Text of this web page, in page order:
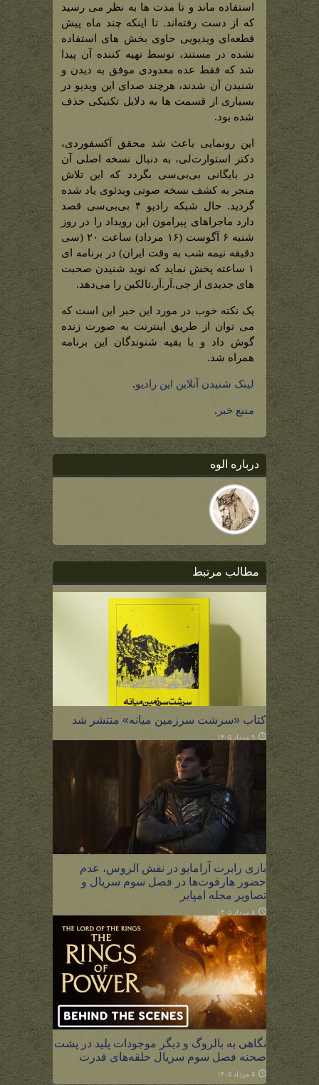
استفاده ماند و تا مدت ها به نظر می رسید
که از دست رفته‌اند. تا اینکه چند ماه پیش
قطعه‌ای ویدیویی حاوی بخش های استفاده
نشده در مستند، توسط تهیه کننده آن پیدا
شد که فقط عده معدودی موفق به دیدن و
شنیدن آن شدند، هرچند صدای این ویدیو در
بسیاری از قسمت ها به دلایل تکنیکی حذف
شده بود.
این رونمایی باعث شد محقق آکسفوردی،
دکتر استوارت‌لی، به دنبال نسخه اصلی آن
در بایگانی بی‌بی‌سی بگردد که این تلاش
منجر به کشف نسخه صوتی ویدئوی یاد شده
گردید. حال شبکه رادیو ۴ بی‌بی‌سی قصد
دارد ماجراهای پیرامون این رویداد را در روز
شنبه ۶ آگوست (۱۶ مرداد) ساعت ۲۰ (سی
دقیقه نیمه شب به وقت ایران) در برنامه ای
۱ ساعته پخش نماید که نوید شنیدن صحبت
های جدیدی از جی.آر.آر.تالکین را می‌دهد.
یک نکته خوب در مورد این خبر این است که
می توان از طریق اینترنت به صورت زنده
گوش داد و با بقیه شنوندگان این برنامه
همراه شد.
لینک شنیدن آنلاین این رادیو.
منبع خبر .
درباره الوه
مطالب مرتبط
کتاب «سرشت سرزمین میانه» منتشر شد
۹ مرداد ۱۴۰۵
بازی رابرت آرامایو در نقش الروس، عدم
حضور هارفوت‌ها در فصل سوم سریال و
تصاویر مجله امپایر
۸ مرداد ۱۴۰۵
نگاهی به بالروگ و دیگر موجودات پلید در پشت
صحنه فصل سوم سریال حلقه‌های قدرت
۵ مرداد ۱۴۰۵